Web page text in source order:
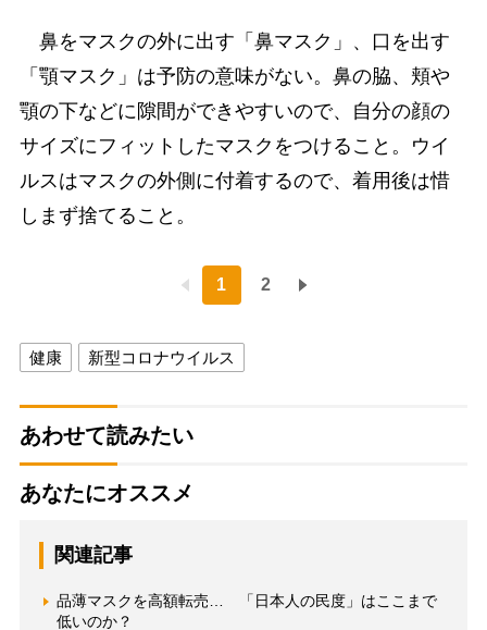
鼻をマスクの外に出す「鼻マスク」、口を出す
「顎マスク」は予防の意味がない。鼻の脇、頬や
顎の下などに隙間ができやすいので、自分の顔の
サイズにフィットしたマスクをつけること。ウイ
ルスはマスクの外側に付着するので、着用後は惜
しまず捨てること。
1 2
健康 新型コロナウイルス
あわせて読みたい
あなたにオススメ
関連記事
品薄マスクを高額転売… 「日本人の民度」はここまで
低いのか？